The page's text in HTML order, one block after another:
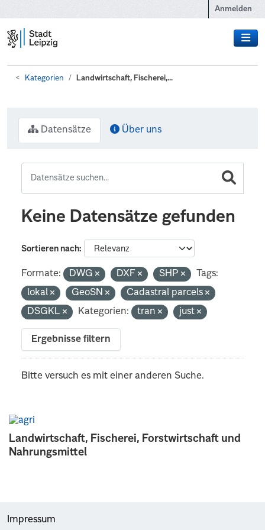
Anmelden
Kategorien Landwirtschaft, Fischerei,...
Landwirtschaft, Fischerei, Forstwirtschaft und
Nahrungsmittel
Datensätze Über uns
Keine Datensätze gefunden
Sortieren nach
Formate: DWG DXF SHP
Tags:
lokal
GeoSN
Cadastral parcels
DSGKL
Kategorien: tran just
Ergebnisse filtern
Bitte versuch es mit einer anderen Suche.
Impressum